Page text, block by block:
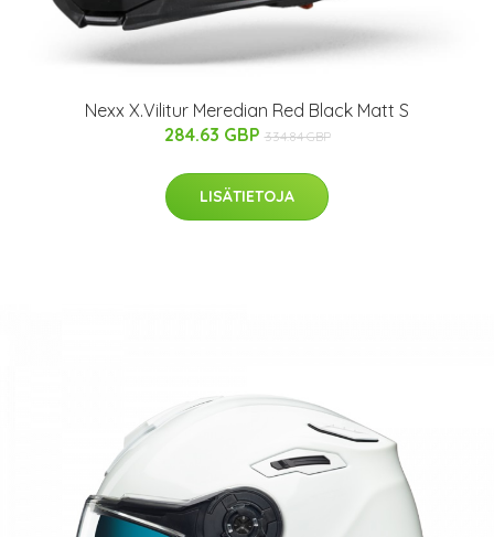
Nexx X.Vilitur Meredian Red Black Matt S
284.63 GBP 334.84 GBP
LISÄTIETOJA